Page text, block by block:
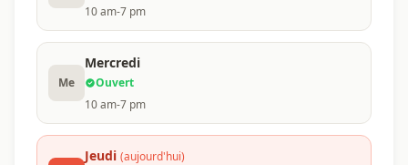
10 am-7 pm
Me
Mercredi
Ouvert
10 am-7 pm
Jeudi (aujourd'hui)